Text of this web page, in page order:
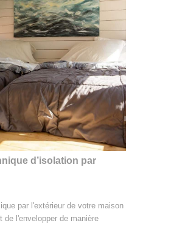
d’isolation par
par l'extérieur de votre maison
de l'envelopper de manière